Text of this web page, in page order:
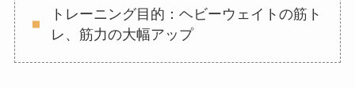
トレーニング目的：ヘビーウェイトの筋ト
レ、筋力の大幅アップ